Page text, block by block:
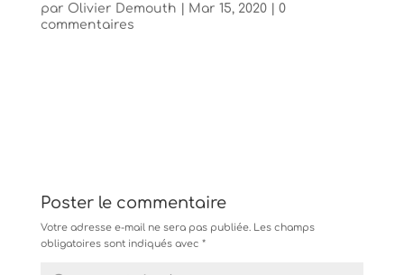
par Olivier Demouth Mar 15, 2020| 0
commentaires
Poster le commentaire
Votre adresse e-mail ne sera pas publiée. Les champs
obligatoires sont indiqués avec *